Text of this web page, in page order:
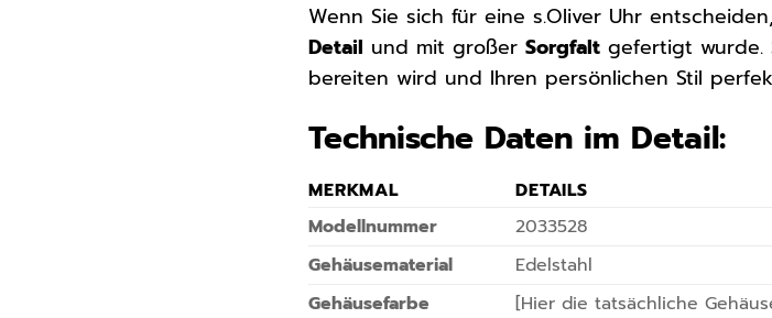
Wenn Sie sich für eine s.Oliver Uhr
Detail und mit großerSorgfalt gefertigt wurde.
bereiten wird und Ihren persönlichen Stil
Technische Daten im Detail:
MERKMAL
DETAILS
Modellnummer
2033528
Gehäusematerial
Edelstahl
Gehäusefarbe
[Hier die tatsächliche